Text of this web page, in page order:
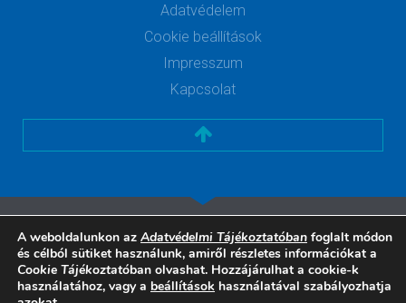
Adatvédelem
Cookie beállítások
Impresszum
Kapcsolat
A weboldalunkon az Adatvédelmi Tájékoztatóban foglalt módon
és célból sütiket használunk, amiről részletes információkat a
Cookie Tájékoztatóban olvashat. Hozzájárulhat a cookie-k
használatához, vagy a beállítások használatával szabályozhatja